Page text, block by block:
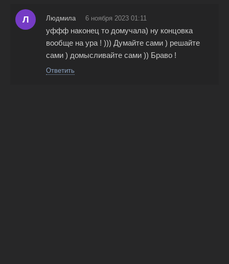
Л Людмила 6 ноября 2023 01:11
уффф наконец то домучала) ну концовка
вообще на ура ! ))) Думайте сами ) решайте
сами ) домысливайте сами )) Браво !
Ответить